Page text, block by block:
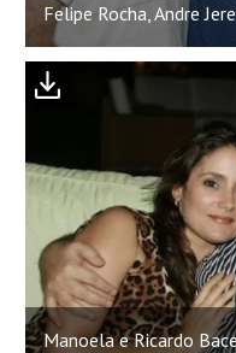
Felipe Rocha, Andre
Manoela e Ricardo